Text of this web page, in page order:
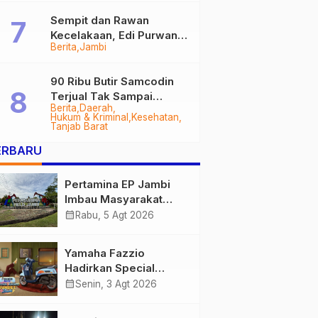
Berita Jambi
Sempit dan Rawan
Kecelakaan, Edi Purwanto
Targetkan Jalan Lintas
2028
Berita Daerah
Hukum & Kriminal
Kesehatan
Tanjab Barat
90 Ribu Butir Samcodin
Terjual Tak Sampai
Setahun, Indra Safari
Desak Audit Menyeluruh
Pertamina EP Jambi
Imbau Masyarakat
Tidak Beraktivitas di
Bersama
calendar_month Rabu, 5 Agt 2026
Yamaha Fazzio
Hadirkan Special
Edition Sunset Blue,
calendar_monthSenin, 3 Agt 2026